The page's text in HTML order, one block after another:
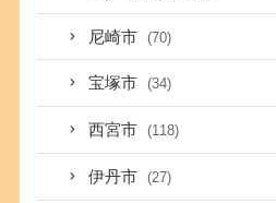
尼崎市 (70)
宝塚市 (34)
西宮市 (118)
伊丹市 (27)